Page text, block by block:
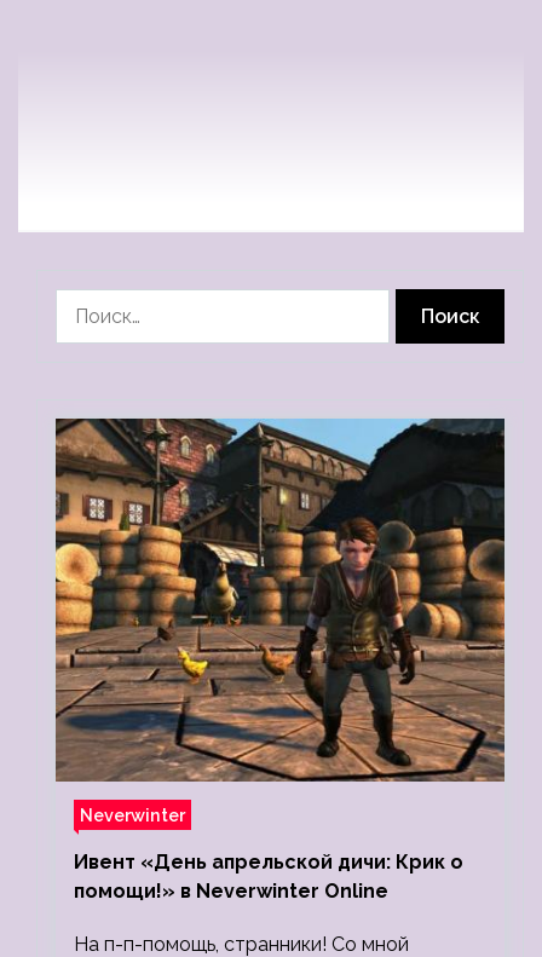
Neverwinter
Ивент «День апрельской дичи: Крик о
помощи!» в Neverwinter Online
На п-п-помощь, странники! Со мной